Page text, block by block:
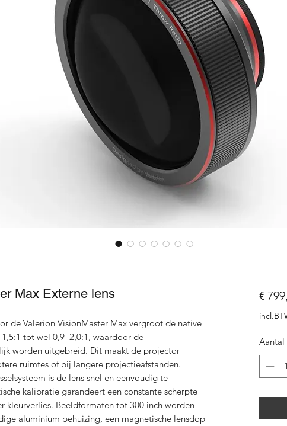
Max Externe lens
de Valerion VisionMaster Max vergroot de native
tot wel 0,9–2,0:1, waardoor de
worden uitgebreid. Dit maakt de projector
ruimtes of bij langere projectieafstanden.
is de lens snel en eenvoudig te
kalibratie garandeert een constante scherpte
kleurverlies. Beeldformaten tot 300 inch worden
aluminium behuizing, een magnetische lensdop
€
Aantal